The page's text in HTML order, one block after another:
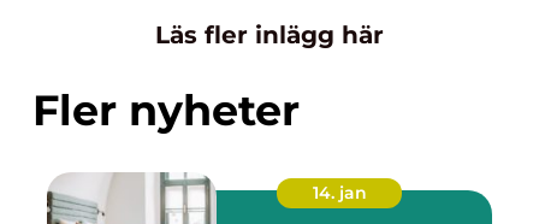
Läs fler inlägg här
Fler nyheter
14. jan